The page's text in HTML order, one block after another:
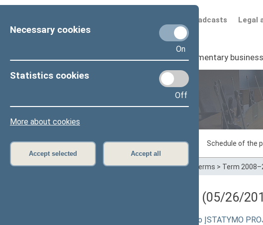
Necessary cookies
On
Statistics cookies
Off
More about cookies
Accept selected Accept all
Legal
Scheduled broadcasts
Seimas I Parliamentary business
Sitting in progress Plenary sittings Schedule of the
Home>Plenary sittings>Parliamentary terms > Term
Darbotvarkės klausimas (05/26/
Alkoholio kontrolės įstatymo pakeitimo ĮSTATYMO